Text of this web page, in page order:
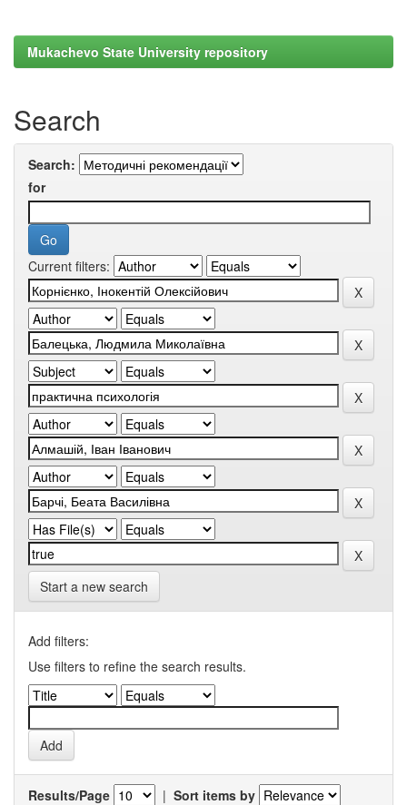
Mukachevo State University repository
Search
Search:
for
Current filters:
Start a new search
Add filters:
Use filters to refine the search results.
Results/Page | Sort items by